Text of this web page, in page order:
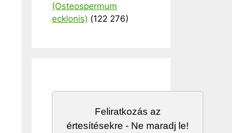
(Osteospermum
ecklonis) (122 276)
Feliratkozás az
értesítésekre - Ne maradj le!